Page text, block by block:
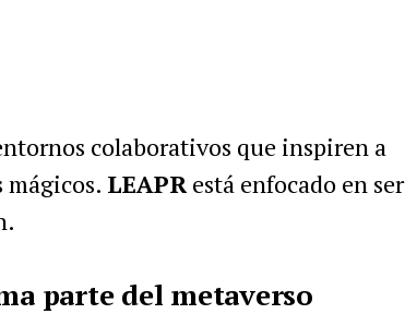
colaborativos que inspiren a
mágicos. LEAPRestá enfocado en ser
parte del metaverso